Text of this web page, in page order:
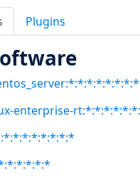
Plugins
enterprise-